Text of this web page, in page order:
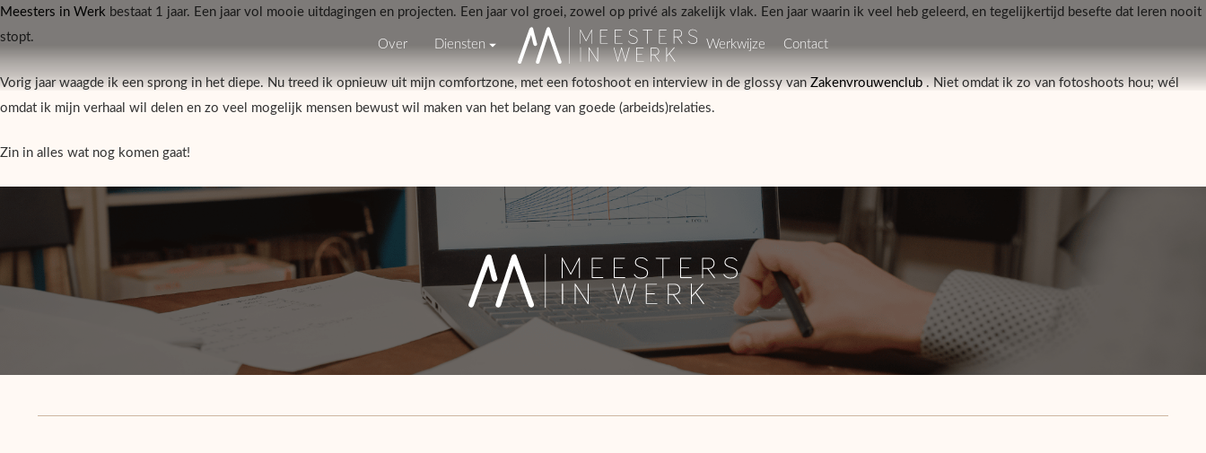
Over Diensten Werkwijze Contact
Meesters in Werk bestaat 1 jaar. Een jaar vol mooie uitdagingen en projecten. Een jaar vol groei, zowel op privé als zakelijk vlak. Een jaar waarin ik veel heb geleerd, en tegelijkertijd besefte dat leren nooit
stopt.
Vorig jaar waagde ik een sprong in het diepe. Nu treed ik opnieuw uit mijn comfortzone, met een fotoshoot en interview in de glossy vanZakenvrouwenclub. Niet omdat ik zo van fotoshoots hou; wél
omdat ik mijn verhaal wil delen en zo veel mogelijk mensen bewust wil maken van het belang van goede (arbeids)relaties.
Zin in alles wat nog komen gaat!